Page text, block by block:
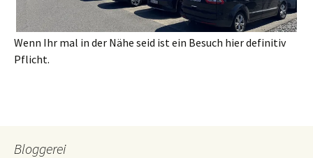
Wenn Ihr mal in der Nähe seid ist ein Besuch hier definitiv
Pflicht.
Bloggerei